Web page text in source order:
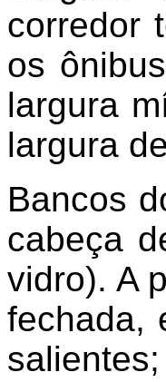
corredor
os
largura
largura
Bancos
cabeça
vidro). A
fechada,
salientes;